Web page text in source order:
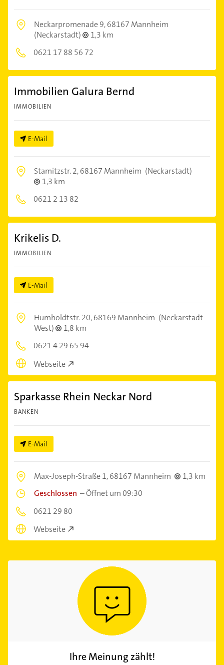
Neckarpromenade 9,68167 Mannheim
(Neckarstadt)
1,3 km
0621 17 88 56 72
Immobilien Galura Bernd
IMMOBILIEN
E-Mail
Stamitzstr. 2,68167 Mannheim (Neckarstadt)
1,3 km
0621 2 13 82
Krikelis D.
IMMOBILIEN
E-Mail
Humboldtstr. 20,68169 Mannheim (Neckarstadt-
West)
1,8 km
0621 4 29 65 94
Webseite
Sparkasse Rhein Neckar Nord
BANKEN
E-Mail
Max-Joseph-Straße 1,68167 Mannheim
1,3 km
Geschlossen –Öffnet um 09:30
0621 29 80
Webseite
Ihre Meinung zählt!